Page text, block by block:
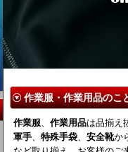
作業服・作業用品のこ
作業服、 作業用品は品揃え
軍手、 特殊手袋、 安全靴か